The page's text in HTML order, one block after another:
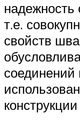
надежность
т.е.
свойств
соединений